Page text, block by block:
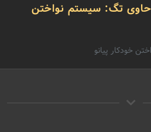
تگ: سیستم نواختن
خودکار پیانو